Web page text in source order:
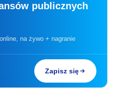
publicznych
online, na żywo + nagranie
Zapisz się